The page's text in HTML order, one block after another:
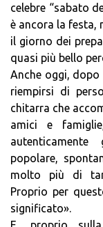
celebre “sabato
è ancora la festa,
il giorno dei
quasi più bello
Anche oggi, dopo
riempirsi di
chitarra che
amici e
popolare,
molto più di
Proprio per
significato».